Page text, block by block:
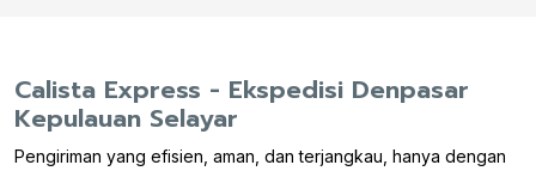
Calista Express - Ekspedisi Denpasar
Kepulauan Selayar
Pengiriman yang efisien, aman, dan terjangkau, hanya dengan